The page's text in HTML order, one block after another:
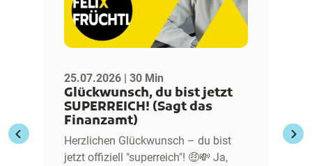
25.07.2026 | 30 Min
Glückwunsch, du bist jetzt
SUPERREICH! (Sagt das
Finanzamt)
Herzlichen Glückwunsch – du bist
jetzt offiziell "superreich"! 🤑💸 Ja,